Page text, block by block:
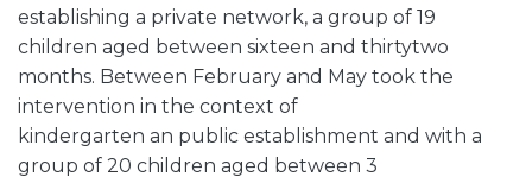
establishing a private network, a group of 19
children aged between sixteen and thirtytwo
months. Between February and May took the
intervention in the context of
kindergarten an public establishment and with a
group of 20 children aged between 3